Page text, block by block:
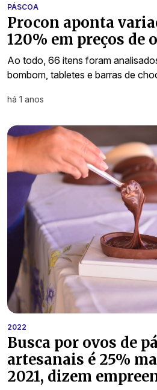
PÁSCOA
Procon aponta
120% em preços de
Ao todo, 66 itens foram
bombom, tabletes e barras de
há 1 anos
2022
Busca por ovos de
artesanais é 25%
2021, dizem